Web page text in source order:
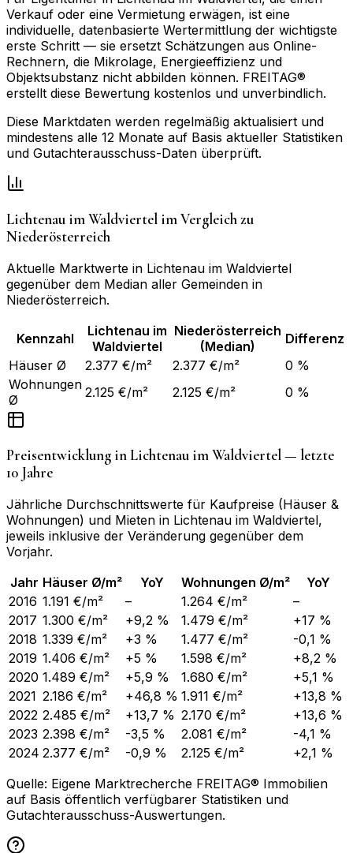
Verkauf oder eine Vermietung erwägen, ist eine
individuelle, datenbasierte Wertermittlung der wichtigste
erste Schritt — sie ersetzt Schätzungen aus Online-
Rechnern, die Mikrolage, Energieeffizienz und
Objektsubstanz nicht abbilden können. FREITAG®
erstellt diese Bewertung kostenlos und unverbindlich.
Diese Marktdaten werden regelmäßig aktualisiert und
mindestens alle 12 Monate auf Basis aktueller Statistiken
und Gutachterausschuss-Daten überprüft.
Lichtenau im Waldviertel im Vergleich zu
Niederösterreich
Aktuelle Marktwerte in Lichtenau im Waldviertel
gegenüber dem Median aller Gemeinden in
Niederösterreich.
Kennzahl
Lichtenau im
Waldviertel
Niederösterreich
(Median)
Differenz
Häuser Ø
2.377 €/m² 2.377 €/m²
0 %
Wohnungen
Ø
2.125 €/m² 2.125 €/m² 0 %
Preisentwicklung inLichtenau im Waldviertel— letzte
10 Jahre
Jährliche Durchschnittswerte für Kaufpreise (Häuser &
Wohnungen) und Mieten in Lichtenau im Waldviertel,
jeweils inklusive der Veränderung gegenüber dem
Vorjahr.
Jahr Häuser Ø/m² YoY Wohnungen Ø/m²
YoY
2016 1.191 €/m² – 1.264 €/m²
–
2017 1.300 €/m² +9,2 % 1.479 €/m²
+17 %
2018 1.339 €/m² +3 % 1.477 €/m²
-0,1 %
2019 1.406 €/m² +5 % 1.598 €/m²
+8,2 %
2020 1.489 €/m² +5,9 % 1.680 €/m²
+5,1 %
2021 2.186 €/m² +46,8 % 1.911 €/m²
+13,8 %
2022 2.485 €/m² +13,7 % 2.170 €/m²
+13,6 %
2023 2.398 €/m² -3,5 % 2.081 €/m²
-4,1 %
2024 2.377 €/m² -0,9 % 2.125 €/m²
+2,1 %
Quelle: Eigene Marktrecherche FREITAG® Immobilien
auf Basis öffentlich verfügbarer Statistiken und
Gutachterausschuss-Auswertungen.